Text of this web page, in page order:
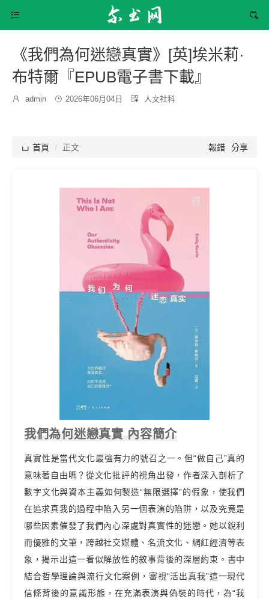


《我們為何迷戀真實》[英]埃米莉·
布特爾『EPUB電子書下載』

博
admin  發
2026年06月04日 
分
人文社科
 首頁 正文 報錯 分享
我們為何迷戀真實 內容簡介
真實性是當代文化最強有力的號召之一。但“做自己”真的
意味著自由嗎？從文化批評的視角出發，作者深入剖析了
數字文化與資本主義如何製造“無限選擇”的假象，使我們
在追求真我的過程中陷入另一個表演的陷阱，以及究竟是
哪些因素催發了我們內心深處對真實性的迷戀。她以銳利
而優雅的文筆，跨越社交媒體、名流文化、網紅經濟等表
象，揭示出這一看似解放性的敘事背後的深層約束。書中
結合哲學理論與流行文化案例，審視“活出真我”這一現代
信條背後的意識形態，在充滿表演與偽裝的時代，為“我